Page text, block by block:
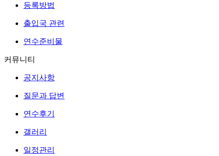
등록방법
출입국 관련
연수준비물
커뮤니티
공지사항
질문과 답변
연수후기
갤러리
일정관리